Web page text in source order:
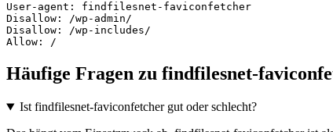
User-agent: findfilesnet-faviconfetcher
Disallow: /wp-admin/
Disallow: /wp-includes/
Allow: /
Häufige Fragen zu findfilesnet-
Ist findfilesnet-faviconfetcher gut oder schlecht?